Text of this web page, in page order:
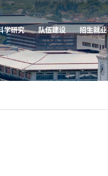
学研究 队伍建设 招生就业